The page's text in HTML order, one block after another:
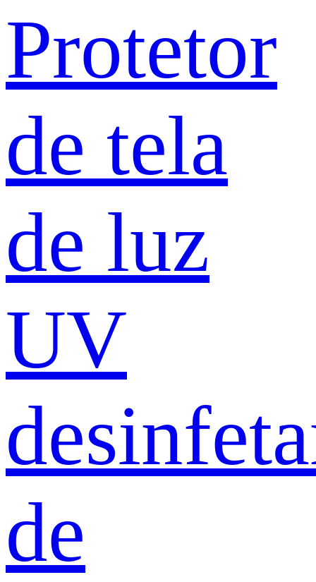
Protetor
de tela
de luz
UV
de